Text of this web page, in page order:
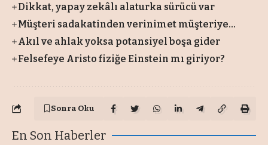
Dikkat, yapay zekâlı alaturka sürücü var
Müşteri sadakatinden verinimet müşteriye...
Akıl ve ahlak yoksa potansiyel boşa gider
Felsefeye Aristo fiziğe Einstein mı giriyor?
Sonra Oku
En Son Haberler